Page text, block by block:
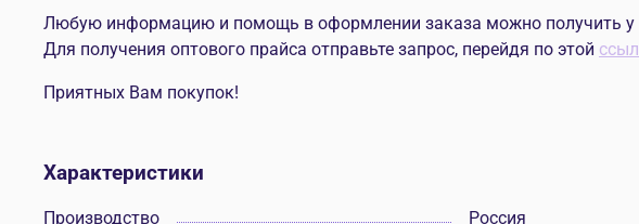
Любую информацию и помощь в оформлении заказа можно получить у
Для получения оптового прайса отправьте запрос, перейдя по этой
Приятных Вам покупок!
Характеристики
Производство Россия